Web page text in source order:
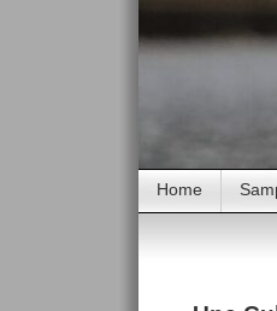
Home